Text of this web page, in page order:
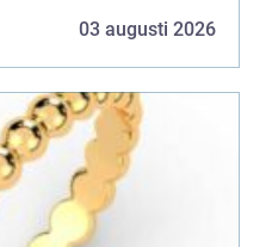
03 augusti 2026